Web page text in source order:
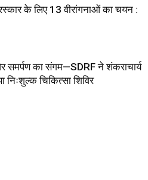
के लिए 13 वीरांगनाओं का चयन :
समर्पण का संगम—SDRF ने शंकराचार्य
निःशुल्क चिकित्सा शिविर